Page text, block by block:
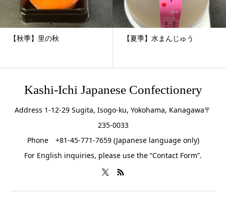
【秋季】里の秋 【夏季】水まんじゅう
Kashi-Ichi Japanese Confectionery
Address 1-12-29 Sugita, Isogo-ku, Yokohama, Kanagawa〒
235-0033
Phone +81-45-771-7659 (Japanese language only)
For English inquiries, please use the “Contact Form”.